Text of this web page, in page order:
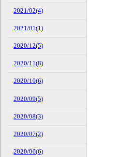
2021/02(4)
2021/01(1)
2020/12(5)
2020/11(8)
2020/10(6)
2020/09(5)
2020/08(3)
2020/07(2)
2020/06(6)